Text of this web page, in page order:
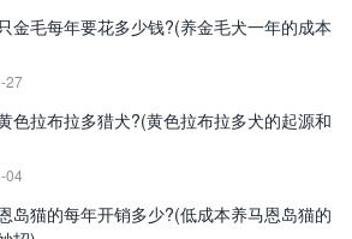
金毛每年要花多少钱?(养金毛犬一年的成本
27
色拉布拉多猎犬?(黄色拉布拉多犬的起源和
04
岛猫的每年开销多少?(低成本养马恩岛猫的